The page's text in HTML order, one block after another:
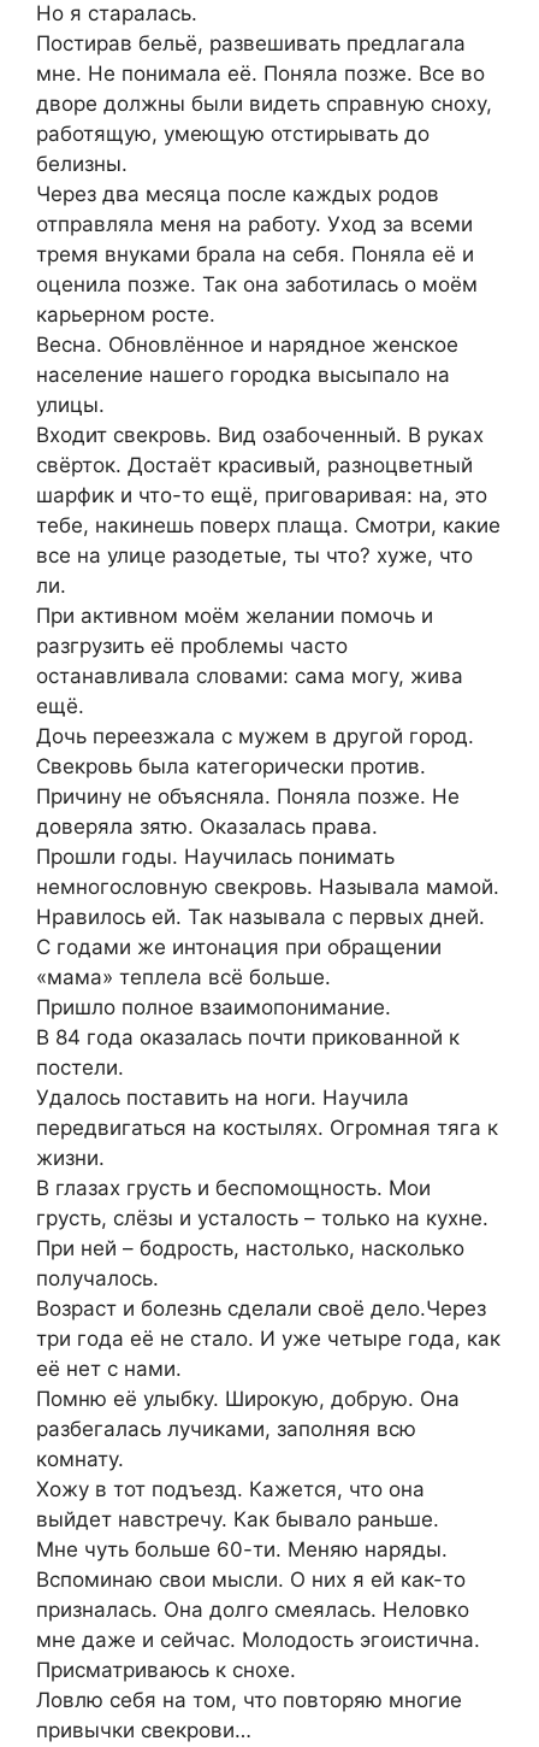
Но я старалась.
Постирав бельё, развешивать предлагала
мне. Не понимала её. Поняла позже. Все во
дворе должны были видеть справную сноху,
работящую, умеющую отстирывать до
белизны.
Через два месяца после каждых родов
отправляла меня на работу. Уход за всеми
тремя внуками брала на себя. Поняла её и
оценила позже. Так она заботилась о моём
карьерном росте.
Весна. Обновлённое и нарядное женское
население нашего городка высыпало на
улицы.
Входит свекровь. Вид озабоченный. В руках
свёрток. Достаёт красивый, разноцветный
шарфик и что-то ещё, приговаривая: на, это
тебе, накинешь поверх плаща. Смотри, какие
все на улице разодетые, ты что? хуже, что
ли.
При активном моём желании помочь и
разгрузить её проблемы часто
останавливала словами: сама могу, жива
ещё.
Дочь переезжала с мужем в другой город.
Свекровь была категорически против.
Причину не объясняла. Поняла позже. Не
доверяла зятю. Оказалась права.
Прошли годы. Научилась понимать
немногословную свекровь. Называла мамой.
Нравилось ей. Так называла с первых дней.
С годами же интонация при обращении
«мама» теплела всё больше.
Пришло полное взаимопонимание.
В 84 года оказалась почти прикованной к
постели.
Удалось поставить на ноги. Научила
передвигаться на костылях. Огромная тяга к
жизни.
В глазах грусть и беспомощность. Мои
грусть, слёзы и усталость – только на кухне.
При ней – бодрость, настолько, насколько
получалось.
Возраст и болезнь сделали своё дело.Через
три года её не стало. И уже четыре года, как
её нет с нами.
Помню её улыбку. Широкую, добрую. Она
разбегалась лучиками, заполняя всю
комнату.
Хожу в тот подъезд. Кажется, что она
выйдет навстречу. Как бывало раньше.
Мне чуть больше 60-ти. Меняю наряды.
Вспоминаю свои мысли. О них я ей как-то
призналась. Она долго смеялась. Неловко
мне даже и сейчас. Молодость эгоистична.
Присматриваюсь к снохе.
Ловлю себя на том, что повторяю многие
привычки свекрови…